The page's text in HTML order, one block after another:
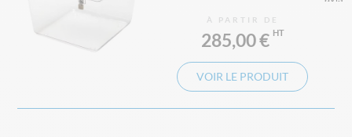
À PARTIR DE
285,00 €
VOIR LE PRODUIT